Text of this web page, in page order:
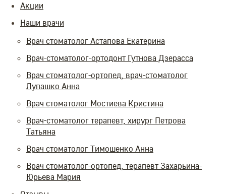
Акции
Наши врачи
Врач стоматолог Астапова Екатерина
Врач-стоматолог-ортодонт Гутнова Дзерасса
Врач стоматолог-ортопед, врач-стоматолог
Лупашко Анна
Врач стоматолог Мостиева Кристина
Врач-стоматолог терапевт, хирург Петрова
Татьяна
Врач стоматолог Тимошенко Анна
Врач стоматолог-ортопед, терапевт Захарьина-
Юрьева Мария